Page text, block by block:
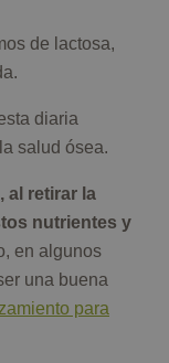
de lactosa,
diaria
salud ósea.
al retirar la
nutrientes y
en algunos
una buena
para